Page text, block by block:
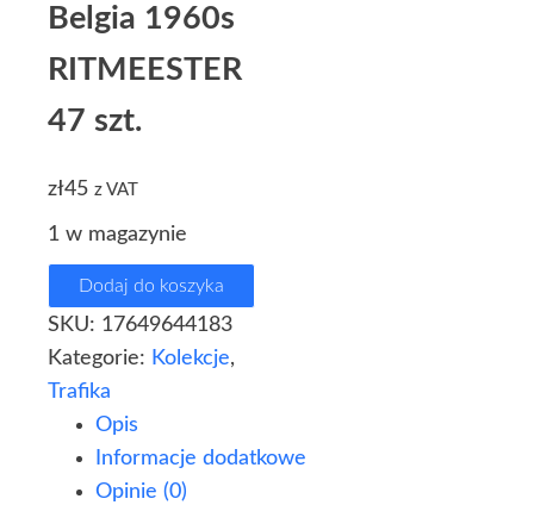
Belgia 1960s
RITMEESTER
47 szt.
zł45 z VAT
1 w magazynie
Dodaj do koszyka
SKU: 17649644183
Kategorie: Kolekcje,
Trafika
Opis
Informacje dodatkowe
Opinie (0)